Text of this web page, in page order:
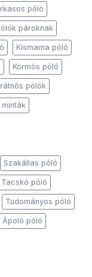
póló
pároknak
Kismama póló
Körmös póló
pólók
Szakállas póló
Tacskó póló
Tudományos póló
Ápoló póló